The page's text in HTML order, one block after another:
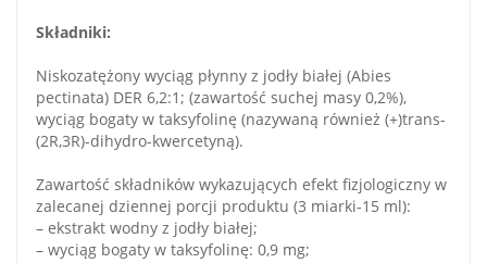
Składniki:
Niskozatężony wyciąg płynny z jodły białej (Abies
pectinata) DER 6,2:1; (zawartość suchej masy 0,2%),
wyciąg bogaty w taksyfolinę (nazywaną również (+)trans-
(2R,3R)-dihydro-kwercetyną).
Zawartość składników wykazujących efekt fizjologiczny w
zalecanej dziennej porcji produktu (3 miarki-15 ml):
– ekstrakt wodny z jodły białej;
– wyciąg bogaty w taksyfolinę: 0,9 mg;